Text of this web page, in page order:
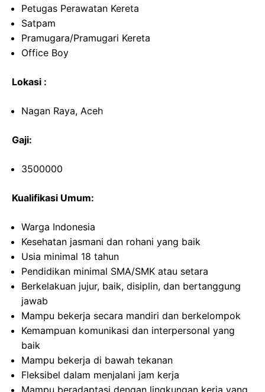
Petugas Perawatan Kereta
Satpam
Pramugara/Pramugari Kereta
Office Boy
Lokasi :
Nagan Raya, Aceh
Gaji:
3500000
Kualifikasi Umum:
Warga Indonesia
Kesehatan jasmani dan rohani yang baik
Usia minimal 18 tahun
Pendidikan minimal SMA/SMK atau setara
Berkelakuan jujur, baik, disiplin, dan bertanggung
jawab
Mampu bekerja secara mandiri dan berkelompok
Kemampuan komunikasi dan interpersonal yang
baik
Mampu bekerja di bawah tekanan
Fleksibel dalam menjalani jam kerja
Mampu beradaptasi dengan lingkungan kerja yang